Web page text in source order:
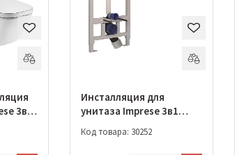
3в1
Инсталляция для
унитаза Imprese 3в1
OLIpure (i9120OLIpure)
Код товара: 30252